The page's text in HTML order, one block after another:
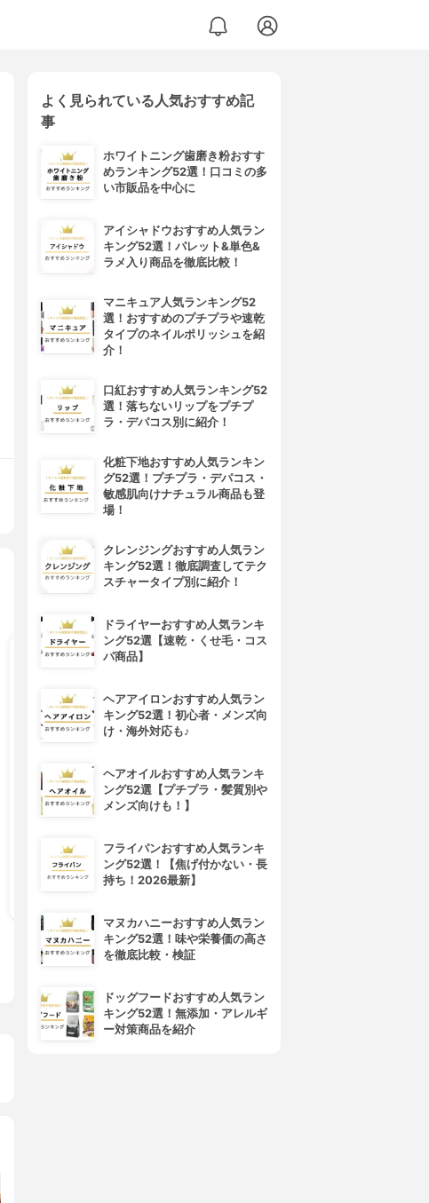
4位
クリームチーク
3.98(106)
¥600
ブラッシュ N
よく見られている人気おすすめ記
事
ホワイトニング歯磨き粉おすす
めランキング52選！口コミの多
い市販品を中心に
アイシャドウおすすめ人気ラン
キング52選！パレット&単色&
ラメ入り商品を徹底比較！
マニキュア人気ランキング52
選！おすすめのプチプラや速乾
タイプのネイルポリッシュを紹
介！
口紅おすすめ人気ランキング52
選！落ちないリップをプチプ
ラ・デパコス別に紹介！
化粧下地おすすめ人気ランキン
グ52選！プチプラ・デパコス・
敏感肌向けナチュラル商品も登
場！
クレンジングおすすめ人気ラン
キング52選！徹底調査してテク
スチャータイプ別に紹介！
ドライヤーおすすめ人気ランキ
ング52選【速乾・くせ毛・コス
パ商品】
ヘアアイロンおすすめ人気ラン
キング52選！初心者・メンズ向
け・海外対応も♪
ヘアオイルおすすめ人気ランキ
ング52選【プチプラ・髪質別や
メンズ向けも！】
フライパンおすすめ人気ランキ
ング52選！【焦げ付かない・長
持ち！2026最新】
マヌカハニーおすすめ人気ラン
キング52選！味や栄養価の高さ
を徹底比較・検証
ドッグフードおすすめ人気ラン
キング52選！無添加・アレルギ
ー対策商品を紹介